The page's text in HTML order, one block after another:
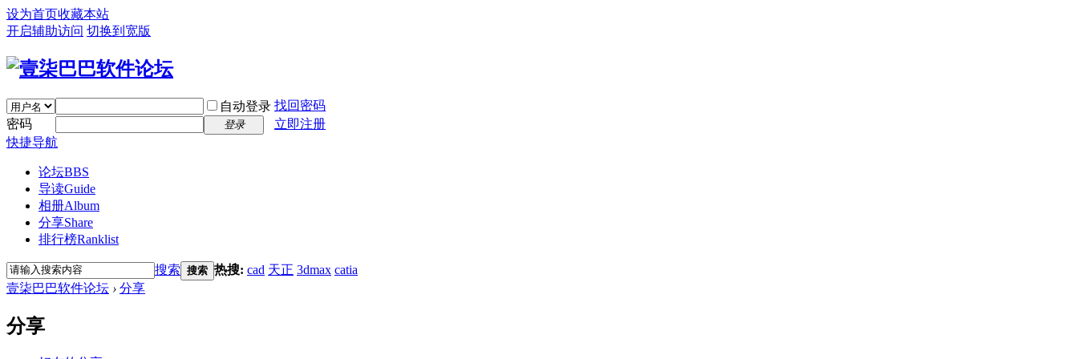
设为首页收藏本站
开启辅助访问 切换到宽版
自动登录 找回密码
密码
登录
立即注册
快捷导航
论坛BBS
导读Guide
相册Album
分享Share
排行榜Ranklist
搜索 搜索 热搜: cad 天正 3dmax catia
壹柒巴巴软件论坛 › 分享
分享